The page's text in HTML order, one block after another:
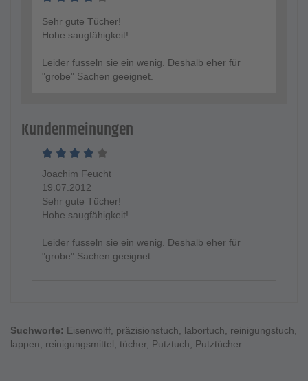
Sehr gute Tücher!
Hohe saugfähigkeit!
Leider fusseln sie ein wenig. Deshalb eher für
"grobe" Sachen geeignet.
Kundenmeinungen
Joachim Feucht
19.07.2012
Sehr gute Tücher!
Hohe saugfähigkeit!
Leider fusseln sie ein wenig. Deshalb eher für
"grobe" Sachen geeignet.
Suchworte: Eisenwolff, präzisionstuch, labortuch, reinigungstuch,
lappen, reinigungsmittel, tücher, Putztuch, Putztücher